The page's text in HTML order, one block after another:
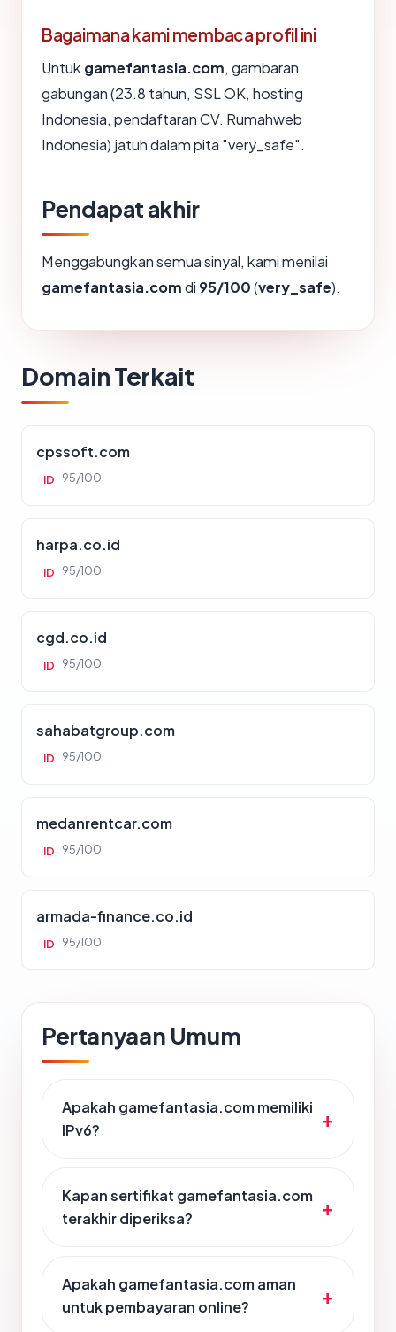
Bagaimana kami membaca profil ini
Untuk gamefantasia.com, gambaran
gabungan (23.8 tahun, SSL OK, hosting
Indonesia, pendaftaran CV. Rumahweb
Indonesia) jatuh dalam pita "very_safe".
Pendapat akhir
Menggabungkan semua sinyal, kami menilai
gamefantasia.comdi 95/100(very_safe).
Domain Terkait
cpssoft.com
ID 95/100
harpa.co.id
ID 95/100
cgd.co.id
ID 95/100
sahabatgroup.com
ID 95/100
medanrentcar.com
ID 95/100
armada-finance.co.id
ID 95/100
Pertanyaan Umum
Apakah gamefantasia.com memiliki
IPv6?
Kapan sertifikat gamefantasia.com
terakhir diperiksa?
Apakah gamefantasia.com aman
untuk pembayaran online?